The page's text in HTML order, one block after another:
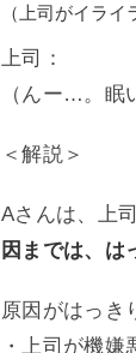
（上司がイラ
上司：
（んー…。眠
＜解説＞
Aさんは、上
因までは、は
原因がはっき
・上司が機嫌